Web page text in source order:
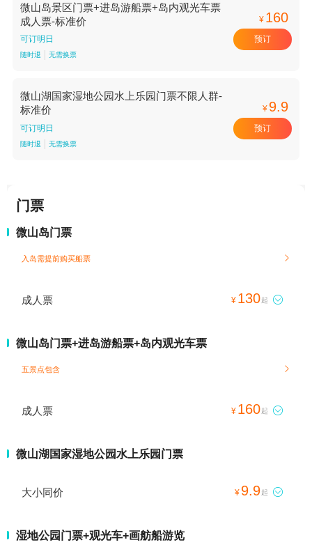
微山岛景区门票+进岛游船票+岛内观光车票
成人票-标准价
可订明日
随时退 无需换票
¥ 160
预订
微山湖国家湿地公园水上乐园门票不限人群-
标准价
可订明日
随时退 无需换票
¥ 9.9
预订
门票
微山岛门票
入岛需提前购买船票 
成人票 ¥ 130起 
微山岛门票+进岛游船票+岛内观光车票
五景点包含 
成人票 ¥ 160起 
微山湖国家湿地公园水上乐园门票
大小同价 ¥ 9.9起 
湿地公园门票+观光车+画舫船游览